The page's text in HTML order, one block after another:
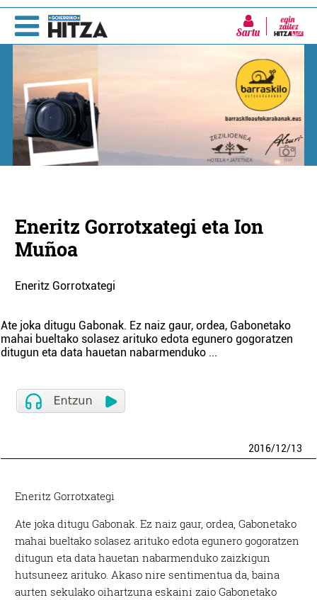
Sartu
Eneritz Gorrotxategi eta Ion
Muñoa
Eneritz Gorrotxategi
Ate joka ditugu Gabonak. Ez naiz gaur, ordea, Gabonetako
mahai bueltako solasez arituko edota egunero gogoratzen
ditugun eta data hauetan nabarmenduko ...
2016/12/13
Eneritz Gorrotxategi
Ate joka ditugu Gabonak. Ez naiz gaur, ordea, Gabonetako
mahai bueltako solasez arituko edota egunero gogoratzen
ditugun eta data hauetan nabarmenduko zaizkigun
hutsuneez arituko. Akaso nire sentimentua da, baina
aurten sekulako oihartzuna eskaini zaio Gabonetako